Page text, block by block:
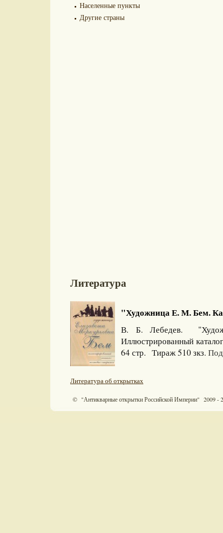
Населенные пункты
Другие страны
Литература
"Художница Е. М. Бем.
В. Б. Лебедев.
Иллюстрированный
64 стр. Тираж 510 зкз.
Литература об открытках
© "Антикварные открытки Российской Империи" 2009 -